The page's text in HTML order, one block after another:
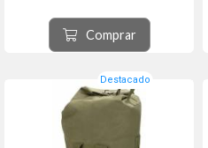
CARGA SUP. 38" - Color Marrón
Coyote
Comprar
Destacado